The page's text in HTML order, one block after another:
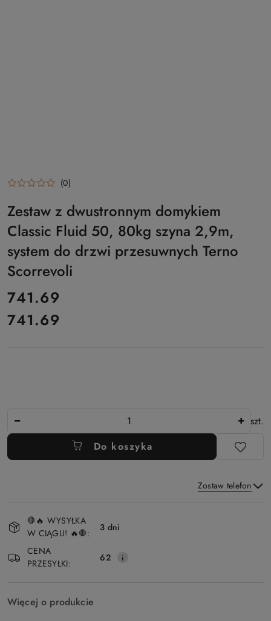
(0)
Zestaw z dwustronnym domykiem
Classic Fluid 50, 80kg szyna 2,9m,
system do drzwi przesuwnych Terno
Scorrevoli
cena:
741.69
Cena:
741.69
szt.
Do koszyka
Zostaw telefon
i
dostawa
🛑🔥 WYSYŁKA
W CIĄGU! 🔥🛑:
3 dni
CENA
PRZESYŁKI:
62
Więcej o produkcie